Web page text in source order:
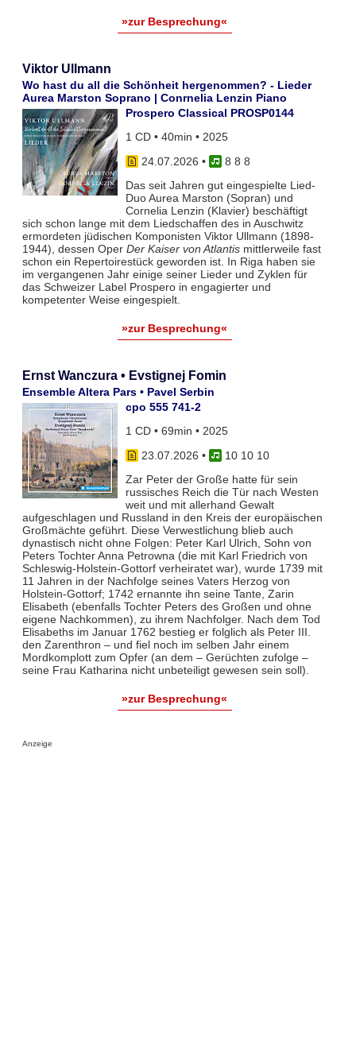
»zur Besprechung«
Viktor Ullmann
Wo hast du all die Schönheit hergenommen? - Lieder
Aurea Marston Soprano | Conrnelia Lenzin Piano
Prospero Classical PROSP0144
1 CD • 40min • 2025
24.07.2026 •
8 8 8
Das seit Jahren gut eingespielte Lied-
Duo Aurea Marston (Sopran) und
Cornelia Lenzin (Klavier) beschäftigt
sich schon lange mit dem Liedschaffen des in Auschwitz
ermordeten jüdischen Komponisten Viktor Ullmann (1898-
1944), dessen Oper Der Kaiser von Atlantismittlerweile fast
schon ein Repertoirestück geworden ist. In Riga haben sie
im vergangenen Jahr einige seiner Lieder und Zyklen für
das Schweizer Label Prospero in engagierter und
kompetenter Weise eingespielt.
»zur Besprechung«
Ernst Wanczura • Evstignej Fomin
Ensemble Altera Pars • Pavel Serbin
cpo 555 741-2
1 CD • 69min • 2025
23.07.2026 •
10 10 10
Zar Peter der Große hatte für sein
russisches Reich die Tür nach Westen
weit und mit allerhand Gewalt
aufgeschlagen und Russland in den Kreis der europäischen
Großmächte geführt. Diese Verwestlichung blieb auch
dynastisch nicht ohne Folgen: Peter Karl Ulrich, Sohn von
Peters Tochter Anna Petrowna (die mit Karl Friedrich von
Schleswig-Holstein-Gottorf verheiratet war), wurde 1739 mit
11 Jahren in der Nachfolge seines Vaters Herzog von
Holstein-Gottorf; 1742 ernannte ihn seine Tante, Zarin
Elisabeth (ebenfalls Tochter Peters des Großen und ohne
eigene Nachkommen), zu ihrem Nachfolger. Nach dem Tod
Elisabeths im Januar 1762 bestieg er folglich als Peter III.
den Zarenthron – und fiel noch im selben Jahr einem
Mordkomplott zum Opfer (an dem – Gerüchten zufolge –
seine Frau Katharina nicht unbeteiligt gewesen sein soll).
»zur Besprechung«
Anzeige